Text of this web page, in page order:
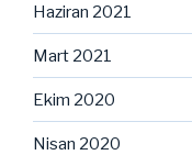
Haziran 2021
Mart 2021
Ekim 2020
Nisan 2020